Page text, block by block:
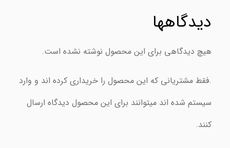
دیدگاهها
هیچ دیدگاهی برای این محصول نوشته نشده است.
.فقط مشتریانی که این محصول را خریداری کرده اند و وارد
سیستم شده اند میتوانند برای این محصول دیدگاه ارسال
کنند.